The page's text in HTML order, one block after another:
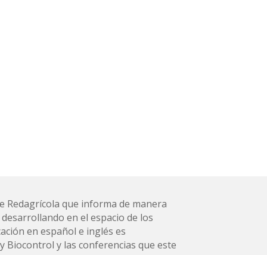
que informa de manera
en el espacio de los
en español e inglés es
Biocontrol y las conferencias que este